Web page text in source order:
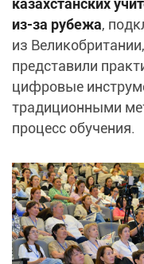
казахстанских
из-за рубежа,
из
представили
цифровые
традиционными
процесс обучения.